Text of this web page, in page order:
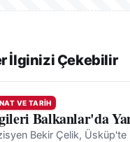
İlginizi Çekebilir
VE TARIH
Balkanlar'da
Bekir Çelik, Üsküp'te